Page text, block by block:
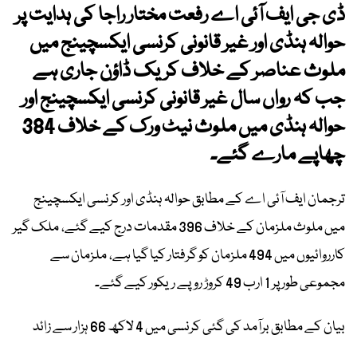
ڈی جی ایف آئی اے رفعت مختار راجا کی ہدایت پر
حوالہ ہنڈی اور غیر قانونی کرنسی ایکسچینج میں
ملوث عناصر کے خلاف کریک ڈاؤن جاری ہے
جب کہ رواں سال غیر قانونی کرنسی ایکسچینج اور
حوالہ ہنڈی میں ملوث نیٹ ورک کے خلاف 384
چھاپے مارے گئے۔
ترجمان ایف آئی اے کے مطابق حوالہ ہنڈی اور کرنسی ایکسچینج
میں ملوث ملزمان کے خلاف 396 مقدمات درج کیے گئے، ملک گیر
کارروائیوں میں 494 ملزمان کو گرفتار کیا گیا ہے، ملزمان سے
مجموعی طور پر 1 ارب 49 کروڑ روپے ریکور کیے گئے۔
بیان کے مطابق برآمد کی گئی کرنسی میں 4 لاکھ 66 ہزار سے زائد